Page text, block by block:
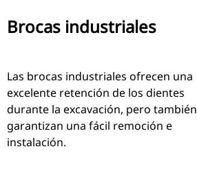
Brocas industriales
Las brocas industriales ofrecen una
excelente retención de los dientes
durante la excavación, pero también
garantizan una fácil remoción e
instalación.